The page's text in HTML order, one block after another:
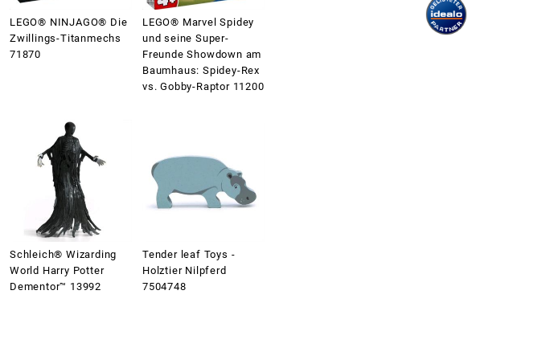
LEGO® NINJAGO® Die
Zwillings-Titanmechs
71870
LEGO® Marvel Spidey
und seine Super-
Freunde Showdown am
Baumhaus: Spidey-Rex
vs. Gobby-Raptor 11200
Schleich® Wizarding
World Harry Potter
Dementor™ 13992
Tender leaf Toys -
Holztier Nilpferd
7504748